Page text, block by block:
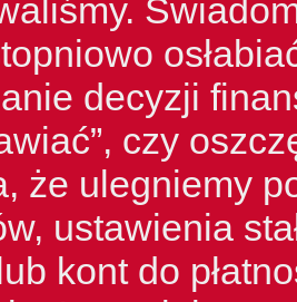
decyzji
czy
że ulegniemy
ustawienia
kont do